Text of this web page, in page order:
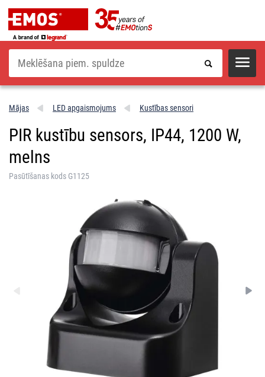
Meklēšana
Mājas LED apgaismojums Kustības sensori
PIR kustību sensors, IP44, 1200 W,
melns
Pasūtīšanas kods G1125